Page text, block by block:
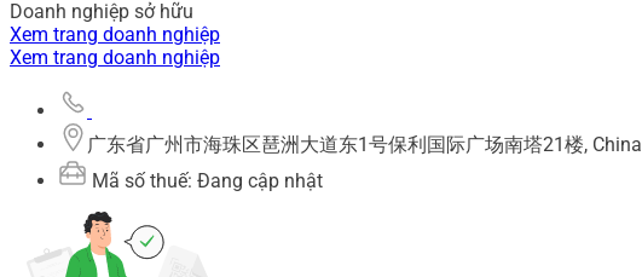
Doanh nghiệp sở hữu
Xem trang doanh nghiệp
Xem trang doanh nghiệp
广东省广州市海珠区琶洲大道东1号保利国际广场南塔21楼, China
Mã số thuế: Đang cập nhật